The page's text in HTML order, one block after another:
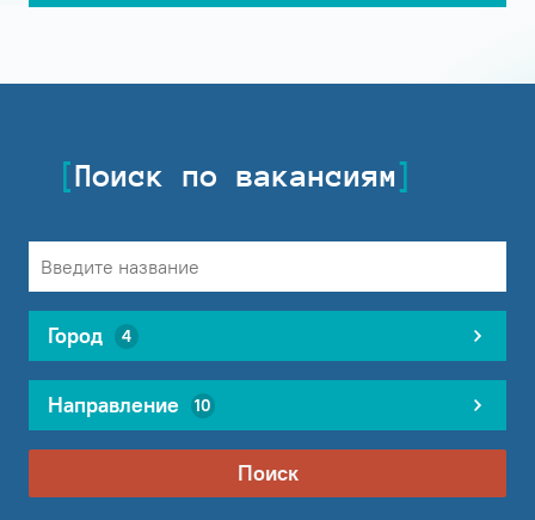
Поиск по вакансиям
Город 4
Направление 10
Поиск